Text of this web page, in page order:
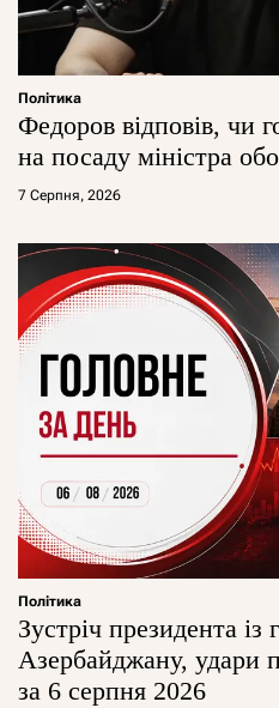
Політика
Федоров відповів, чи
на посаду міністра
7 Серпня, 2026
Політика
Зустріч президента
Азербайджану, удари
за 6 серпня 2026